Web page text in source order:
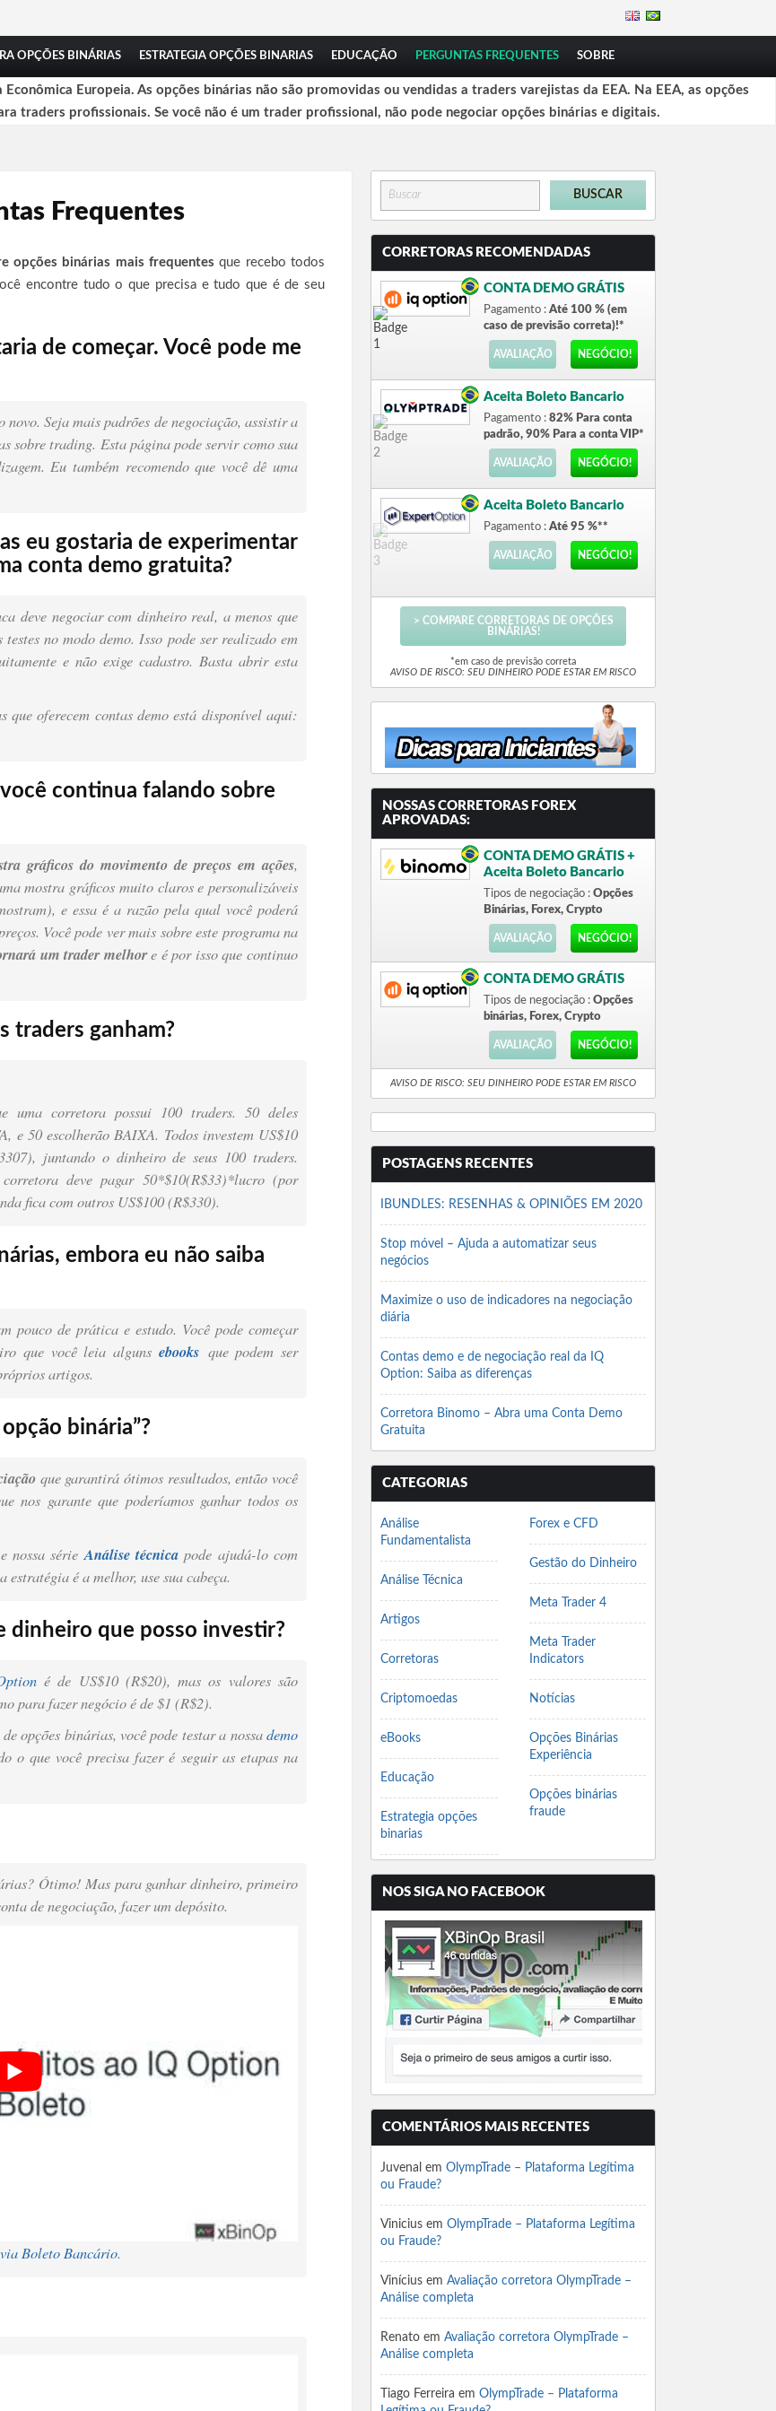
OPÇÕES BINÁRIAS ESTRATEGIA OPÇÕES BINARIAS EDUCAÇÃO PERGUNTAS FREQUENTES SOBRE
Europeia. As opções binárias não são promovidas ou vendidas a traders varejistas da EEA. Na EEA, as opções
traders profissionais. Se você não é um trader profissional, não pode negociar opções binárias e digitais.
Frequentes
opções binárias mais frequentes que recebo todos
encontre tudo o que precisa e tudo que é de seu
de começar. Você pode me
Seja mais padrões de negociação, assistir a
sobre trading. Esta página pode servir como sua
Eu também recomendo que você dê uma
eu gostaria de experimentar
conta demo gratuita?
deve negociar com dinheiro real, a menos que
no modo demo. Isso pode ser realizado em
e não exige cadastro. Basta abrir esta
oferecem contas demo está disponível aqui:
continua falando sobre
gráficos do movimento de preços em ações,
mostra gráficos muito claros e personalizáveis
e essa é a razão pela qual você poderá
Você pode ver mais sobre este programa na
um trader melhore é por isso que continuo
traders ganham?
uma corretora possui 100 traders. 50 deles
e 50 escolherão BAIXA. Todos investem US$10
juntando o dinheiro de seus 100 traders.
deve pagar 50*$10(R$33)*lucro (por
fica com outros US$100 (R$330).
embora eu não saiba
pouco de prática e estudo. Você pode começar
que você leia alguns ebooksque podem ser
artigos.
binária”?
que garantirá ótimos resultados, então você
nos garante que poderíamos ganhar todos os
nossa série Análise técnica pode ajudá-lo com
estratégia é a melhor, use sua cabeça.
dinheiro que posso investir?
é de US$10 (R$20), mas os valores são
para fazer negócio é de $1 (R$2).
opções binárias, você pode testar a nossademo
o que você precisa fazer é seguir as etapas na
Ótimo! Mas para ganhar dinheiro, primeiro
de negociação, fazer um depósito.
Boleto Bancário.
CORRETORAS RECOMENDADAS
CONTA DEMO GRÁTIS
Pagamento : Até 100 % (em
caso de previsão correta)!*
AVALIAÇÃO NEGÓCIO!
Aceita Boleto Bancario
Pagamento : 82% Para conta
padrão, 90% Para a conta VIP*
AVALIAÇÃO NEGÓCIO!
Aceita Boleto Bancario
Pagamento : Até 95 %**
AVALIAÇÃO NEGÓCIO!
> COMPARE CORRETORAS DE OPÇÕES
BINÁRIAS!
*em caso de previsão correta
AVISO DE RISCO: SEU DINHEIRO PODE ESTAR EM RISCO
NOSSAS CORRETORAS FOREX
APROVADAS:
CONTA DEMO GRÁTIS +
Aceita Boleto Bancario
Tipos de negociação : Opções
Binárias, Forex, Crypto
AVALIAÇÃO NEGÓCIO!
CONTA DEMO GRÁTIS
Tipos de negociação : Opções
binárias, Forex, Crypto
AVALIAÇÃO NEGÓCIO!
AVISO DE RISCO: SEU DINHEIRO PODE ESTAR EM RISCO
POSTAGENS RECENTES
IBUNDLES: RESENHAS & OPINIÕES EM 2020
Stop móvel – Ajuda a automatizar seus
negócios
Maximize o uso de indicadores na negociação
diária
Contas demo e de negociação real da IQ
Option: Saiba as diferenças
Corretora Binomo – Abra uma Conta Demo
Gratuita
CATEGORIAS
Análise
Fundamentalista
Análise Técnica
Artigos
Corretoras
Criptomoedas
eBooks
Educação
Estrategia opções
binarias
Forex e CFD
Gestão do Dinheiro
Meta Trader 4
Meta Trader
Indicators
Notícias
Opções Binárias
Experiência
Opções binárias
fraude
NOS SIGA NO FACEBOOK
COMENTÁRIOS MAIS RECENTES
Juvenal em OlympTrade – Plataforma Legítima
ou Fraude?
Vinicius em OlympTrade – Plataforma Legítima
ou Fraude?
Vinícius em Avaliação corretora OlympTrade –
Análise completa
Renato em Avaliação corretora OlympTrade –
Análise completa
Tiago Ferreira em OlympTrade – Plataforma